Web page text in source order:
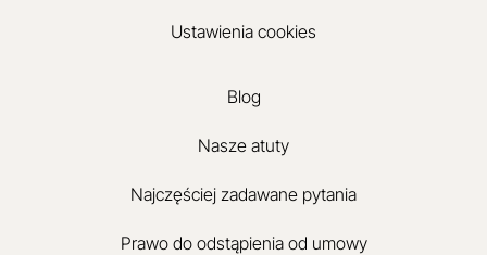
Ustawienia cookies
Blog
Nasze atuty
Najczęściej zadawane pytania
Prawo do odstąpienia od umowy